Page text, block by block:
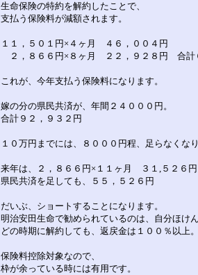
生命保険の特約を解約したことで、
支払う保険料が減額されます。
１１，５０１円×４ヶ月 ４６，００４円
２，８６６円×８ヶ月 ２２，９２８円 合計
これが、今年支払う保険料になります。
嫁の分の県民共済が、年間２４０００円。
合計９２，９３２円
１０万円までには、８０００円程、足らなくなり
来年は、２，８６６円×１１ヶ月 ３１,５２６円
県民共済を足しても、５５，５２６円
だいぶ、ショートすることになります。
明治安田生命で勧められているのは、自分ほけん
どの時期に解約しても、返戻金は１００％以上。
保険料控除対象なので、
枠が余っている時には有用です。